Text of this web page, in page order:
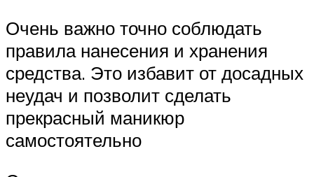
Очень важно точно соблюдать
правила нанесения и хранения
средства. Это избавит от досадных
неудач и позволит сделать
прекрасный маникюр
самостоятельно